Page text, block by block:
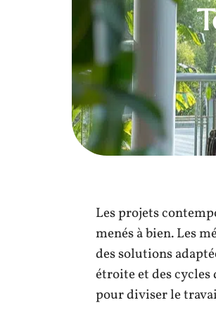
Les projets
menés à bien. Les
des solutions
étroite et des
pour diviser le